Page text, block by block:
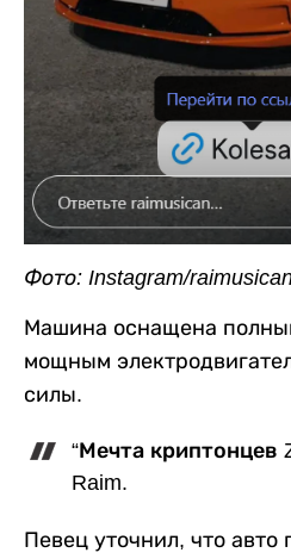
Фото: Instagram/
Машина оснащена
мощным
силы.
“Мечта криптонцев
Raim.
Певец уточнил, что авто